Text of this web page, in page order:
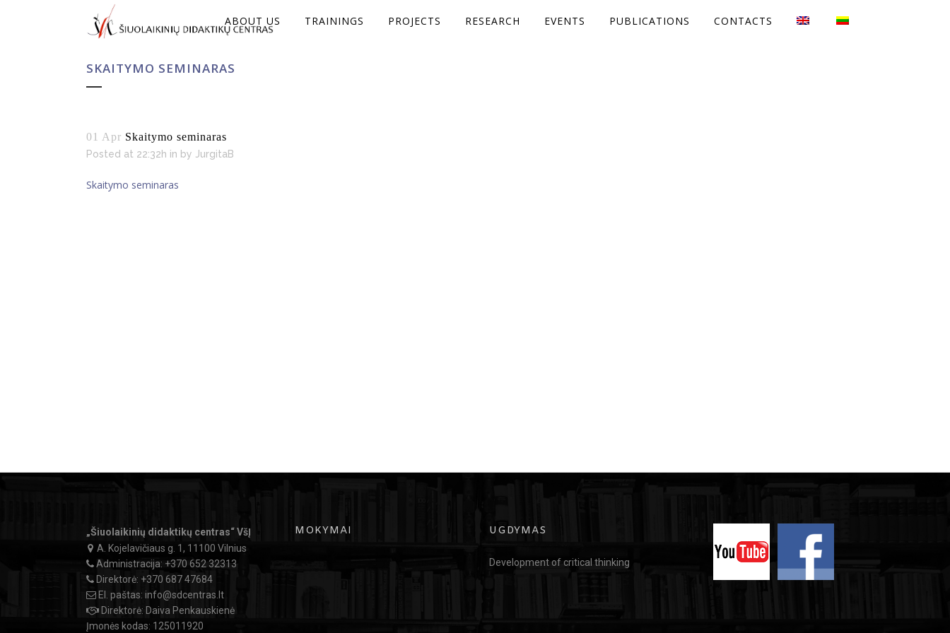
ABOUT US TRAININGS PROJECTS RESEARCH EVENTS PUBLICATIONS CONTACTS
SKAITYMO SEMINARAS
01 Apr Skaitymo seminaras
Posted at 22:32h in by JurgitaB
Skaitymo seminaras
„Šiuolaikinių didaktikų centras“ VšĮ
A. Kojelavičiaus g. 1, 11100 Vilnius
Administracija: +370 652 32313
Direktorė: +370 687 47684
El. paštas: info@sdcentras.lt
Direktorė: Daiva Penkauskienė
Įmonės kodas: 125011920
MOKYMAI UGDYMAS
Development of critical thinking